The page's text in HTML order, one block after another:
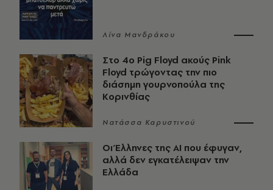
Λίνα Μανδράκου
Στο 4ο Pig Floyd ακούς Pink
Floyd τρώγοντας την πιο
διάσημη γουρνοπούλα της
Κορινθίας
Νατάσσα Καρυστινού
Οι Έλληνες της ΑΙ που έφυγαν,
αλλά δεν εγκατέλειψαν την
Ελλάδα